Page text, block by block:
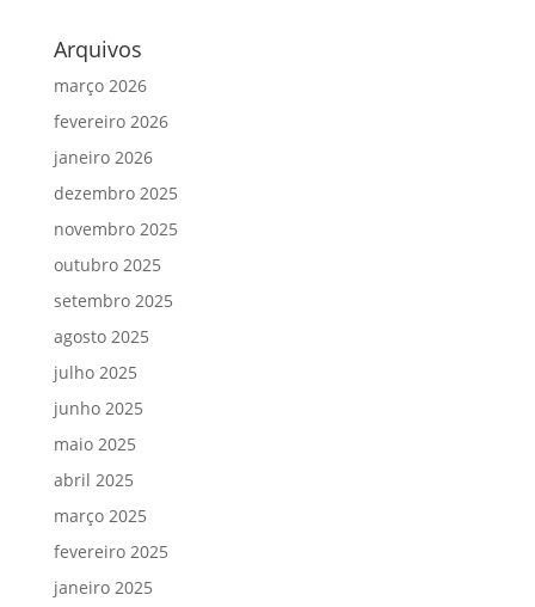
Arquivos
março 2026
fevereiro 2026
janeiro 2026
dezembro 2025
novembro 2025
outubro 2025
setembro 2025
agosto 2025
julho 2025
junho 2025
maio 2025
abril 2025
março 2025
fevereiro 2025
janeiro 2025